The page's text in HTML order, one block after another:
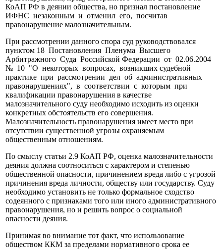
КоАП РФ в деянии общества, но признал постановление
ИФНС незаконным и отменил его, посчитав
правонарушение малозначительным.
При рассмотрении данного спора суд руководствовался
пунктом 18 Постановления Пленума Высшего
Арбитражного Суда Российской Федерации от 02.06.2004
№ 10 "О некоторых вопросах, возникших судебной
практике при рассмотрении дел об административных
правонарушениях", в соответствии с которым при
квалификации правонарушения в качестве
малозначительного суду необходимо исходить из оценки
конкретных обстоятельств его совершения.
Малозначительность правонарушения имеет место при
отсутствии существенной угрозы охраняемым
общественным отношениям.
По смыслу статьи 2.9 КоАП РФ, оценка малозначительности
деяния должна соотноситься с характером и степенью
общественной опасности, причинением вреда либо с угрозой
причинения вреда личности, обществу или государству. Суду
необходимо установить не только формальное сходство
содеянного с признаками того или иного административного
правонарушения, но и решить вопрос о социальной
опасности деяния.
Принимая во внимание тот факт, что использование
обществом ККМ за пределами нормативного срока ее